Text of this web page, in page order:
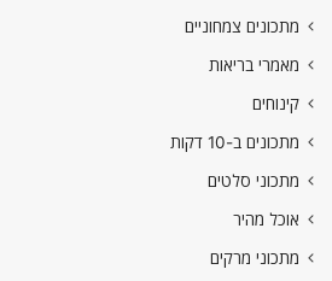
מתכונים צמחוניים
מאמרי בריאות
קינוחים
מתכונים ב-10 דקות
מתכוני סלטים
אוכל מהיר
מתכוני מרקים